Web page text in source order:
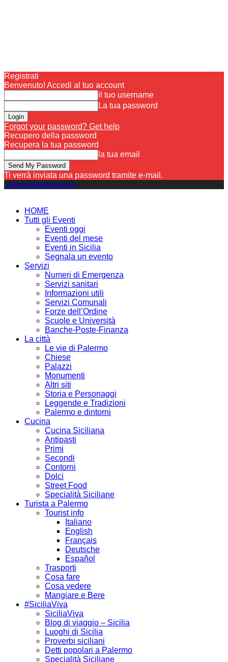
Registrati
Benvenuto! Accedi al tuo account
il tuo username
La tua password
Forgot your password? Get help
Recupero della password
Recupera la tua password
la tua email
Ti verrà inviata una password tramite e-mail.
www.palermoviva.it
HOME
Tutti gli Eventi
Eventi oggi
Eventi del mese
Eventi in Sicilia
Segnala un evento
Servizi
Numeri di Emergenza
Servizi sanitari
Informazioni utili
Servizi Comunali
Forze dell’Ordine
Scuole e Università
Banche-Poste-Finanza
La città
Le vie di Palermo
Chiese
Palazzi
Monumenti
Altri siti
Storia e Personaggi
Leggende e Tradizioni
Palermo e dintorni
Cucina
Cucina Siciliana
Antipasti
Primi
Secondi
Contorni
Dolci
Street Food
Specialità Siciliane
Turista a Palermo
Tourist info
Italiano
English
Français
Deutsche
Español
Trasporti
Cosa fare
Cosa vedere
Mangiare e Bere
#SiciliaViva
SiciliaViva
Blog di viaggio – Sicilia
Luoghi di Sicilia
Proverbi siciliani
Detti popolari a Palermo
Specialità Siciliane